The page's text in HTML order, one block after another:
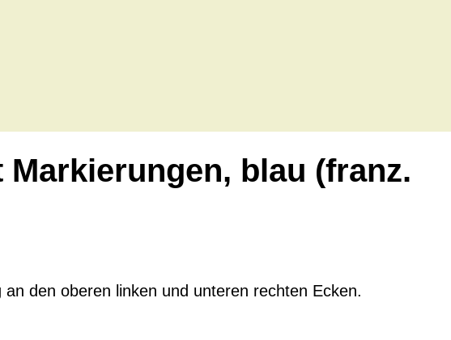
blau (franz.
den oberen linken und unteren rechten Ecken.